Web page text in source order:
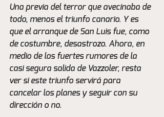
Una previa del terror que avecinaba de
todo, menos el triunfo canario. Y es
que el arranque de San Luis fue, como
de costumbre, desastrozo. Ahora, en
medio de los fuertes rumores de la
casi segura salida de Vazzoler, resta
ver si este triunfo servirá para
cancelar los planes y seguir con su
dirección o no.